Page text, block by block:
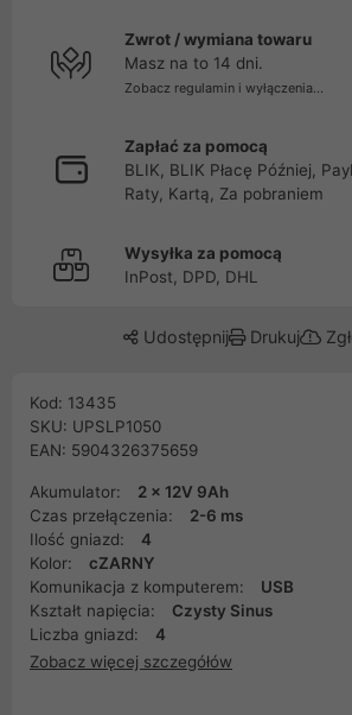
Zwrot / wymiana towaru
Masz na to 14 dni.
Zobacz regulamin i wyłączenia...
Zapłać za pomocą
BLIK, BLIK Płacę Później,
Raty, Kartą, Za pobraniem
Wysyłka za pomocą
InPost, DPD, DHL
Udostępnij Drukuj
Kod: 13435
SKU: UPSLP1050
EAN: 5904326375659
Akumulator:
2 x 12V 9Ah
Czas przełączenia:
2-6 ms
Ilość gniazd:
4
Kolor:
cZARNY
Komunikacja z komputerem:
USB
Kształt napięcia:
Czysty Sinus
Liczba gniazd:
4
Zobacz więcej szczegółów